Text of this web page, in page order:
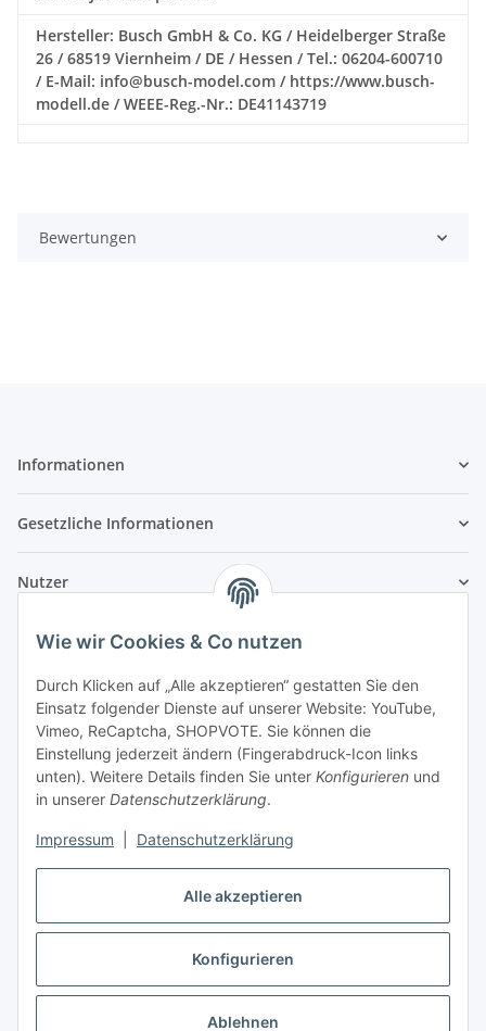
Alle akzeptieren
Konfigurieren
Ablehnen
Wie wir Cookies & Co nutzen
Durch Klicken auf „Alle akzeptieren“ gestatten Sie den
Einsatz folgender Dienste auf unserer Website: YouTube,
Vimeo, ReCaptcha, SHOPVOTE. Sie können die
Einstellung jederzeit ändern (Fingerabdruck-Icon links
unten). Weitere Details finden Sie unter Konfigurieren und
in unserer Datenschutzerklärung.
Impressum Datenschutzerklärung
Hersteller: Busch GmbH & Co. KG / Heidelberger Straße
26 / 68519 Viernheim / DE / Hessen / Tel.: 06204-600710
/ E-Mail: info@busch-model.com / https://www.busch-
modell.de / WEEE-Reg.-Nr.: DE41143719
Bewertungen
Informationen
Gesetzliche Informationen
Nutzer